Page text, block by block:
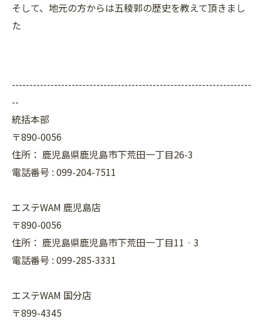
そして、地元の方からは五稜郭の歴史を教えて頂きまし
た
--------------------------------------------------------------------
--
統括本部
〒890-0056
住所： 鹿児島県鹿児島市下荒田一丁目26-3
電話番号 : 099-204-7511
エステWAM 鹿児島店
〒890-0056
住所： 鹿児島県鹿児島市下荒田一丁目11‐3
電話番号 : 099-285-3331
エステWAM 国分店
〒899-4345